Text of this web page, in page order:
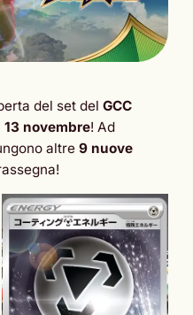
del set del GCC
13 novembre! Ad
altre 9 nuove